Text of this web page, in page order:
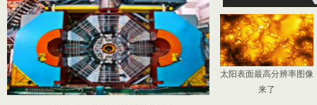
太阳表面最高分辨率图像
来了